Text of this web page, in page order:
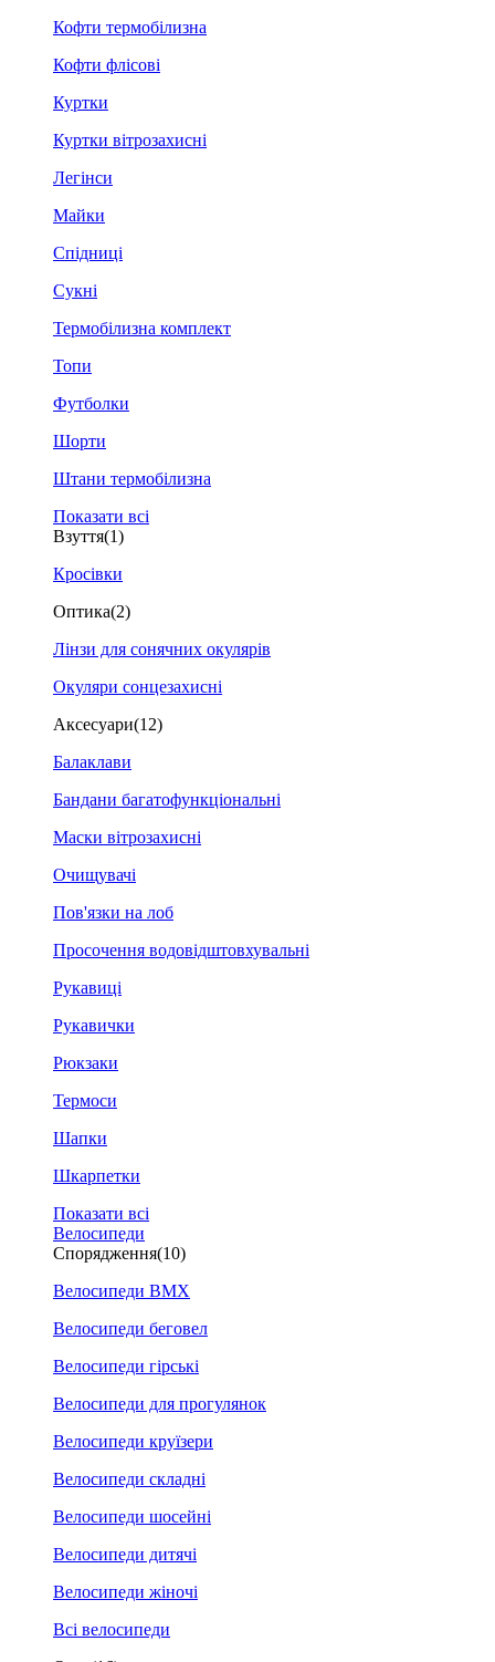
Кофти термобілизна
Кофти флісові
Куртки
Куртки вітрозахисні
Легінси
Майки
Спідниці
Сукні
Термобілизна комплект
Топи
Футболки
Шорти
Штани термобілизна
Показати всі
Взуття(1)
Кросівки
Оптика(2)
Лінзи для сонячних окулярів
Окуляри сонцезахисні
Аксесуари(12)
Балаклави
Бандани багатофункціональні
Маски вітрозахисні
Очищувачі
Пов'язки на лоб
Просочення водовідштовхувальні
Рукавиці
Рукавички
Рюкзаки
Термоси
Шапки
Шкарпетки
Показати всі
Велосипеди
Спорядження(10)
Велосипеди BMX
Велосипеди беговел
Велосипеди гірські
Велосипеди для прогулянок
Велосипеди круїзери
Велосипеди складні
Велосипеди шосейні
Велосипеди дитячі
Велосипеди жіночі
Всі велосипеди